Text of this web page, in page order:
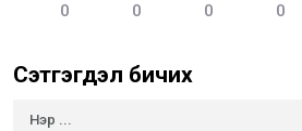
0 0 0 0
Сэтгэгдэл бичих